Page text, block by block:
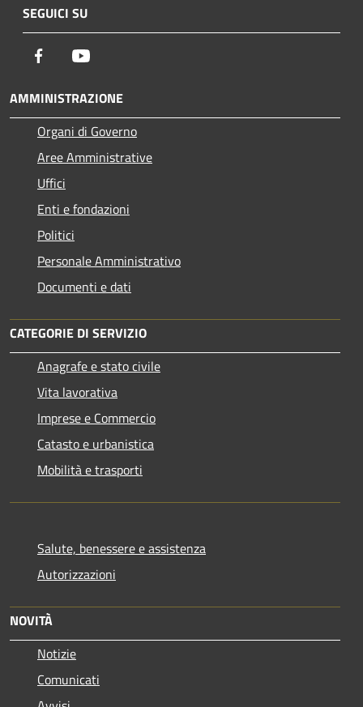
SEGUICI SU
Facebook
AMMINISTRAZIONE
Organi di Governo
Aree Amministrative
Uffici
Enti e fondazioni
Politici
Personale Amministrativo
Documenti e dati
CATEGORIE DI SERVIZIO
Anagrafe e stato civile
Vita lavorativa
Imprese e Commercio
Catasto e urbanistica
Mobilità e trasporti
Salute, benessere e assistenza
Autorizzazioni
NOVITÀ
Notizie
Comunicati